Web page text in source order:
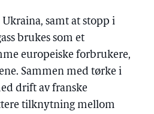
samt at stopp i
brukes som et
europeiske forbrukere,
Sammen med tørke i
drift av franske
tilknytning mellom